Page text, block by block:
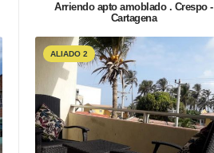
Arriendo apto amoblado . Crespo -
Cartagena
ALIADO 2